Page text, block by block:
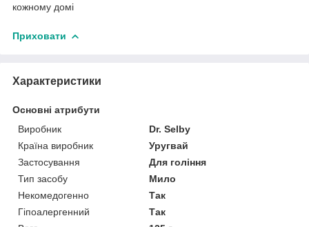
кожному домі
Приховати
Характеристики
Основні атрибути
Виробник
Dr. Selby
Країна виробник
Уругвай
Застосування
Для гоління
Тип засобу
Мило
Некомедогенно
Так
Гіпоалергенний
Так